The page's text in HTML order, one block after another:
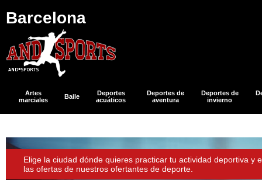
Barcelona
Artes
marciales
Baile
Deportes
acuáticos
Deportes de
aventura
Deportes de
invierno
Elige la ciudad dónde quieres practicar tu actividad deportiva y
las ofertas de nuestros ofertantes de deporte.